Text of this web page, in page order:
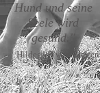
Hund und seine
Seele wird
gesund. "
Hildegard von Bingen